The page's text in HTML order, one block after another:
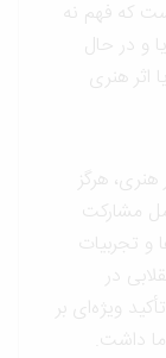
نه
حال
بر